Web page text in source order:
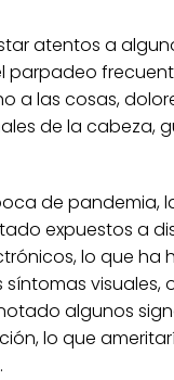
atentos a
parpadeo
a las cosas,
de la cabeza,
de pandemia,
expuestos a
lo que ha
visuales,
algunos
lo que